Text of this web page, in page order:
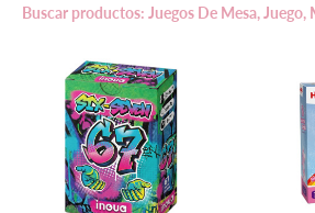
Inglés
Portugués
Francés
Buscar productos: Juegos De Mesa, Juego,